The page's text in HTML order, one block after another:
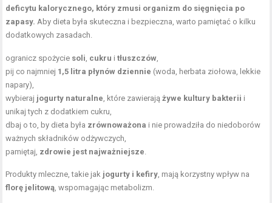
deficytu kalorycznego, który zmusi organizm do sięgnięcia po
zapasy. Aby dieta była skuteczna i bezpieczna, warto pamiętać o kilku
dodatkowych zasadach.
ogranicz spożycie soli, cukru itłuszczów,
pij co najmniej 1,5 litra płynów dziennie (woda, herbata ziołowa, lekkie
napary),
wybieraj jogurty naturalne, które zawierajążywe kultury bakterii i
unikaj tych z dodatkiem cukru,
dbaj o to, by dieta była zrównoważona i nie prowadziła do niedoborów
ważnych składników odżywczych,
pamiętaj, zdrowie jest najważniejsze.
Produkty mleczne, takie jak jogurty i kefiry, mają korzystny wpływ na
florę jelitową, wspomagając metabolizm.